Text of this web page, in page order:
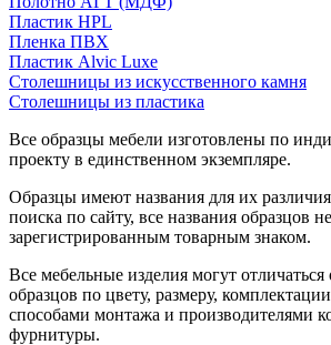
Пластик HPL
Пленка ПВХ
Пластик Alvic Luxe
Столешницы из искусственного камня
Столешницы из пластика
Все образцы мебели изготовлены по
проекту в единственном экземпляре.
Образцы имеют названия для их
поиска по сайту, все названия образцов
зарегистрированным товарным знаком.
Все мебельные изделия могут
образцов по цвету, размеру,
способами монтажа и производителями
фурнитуры.